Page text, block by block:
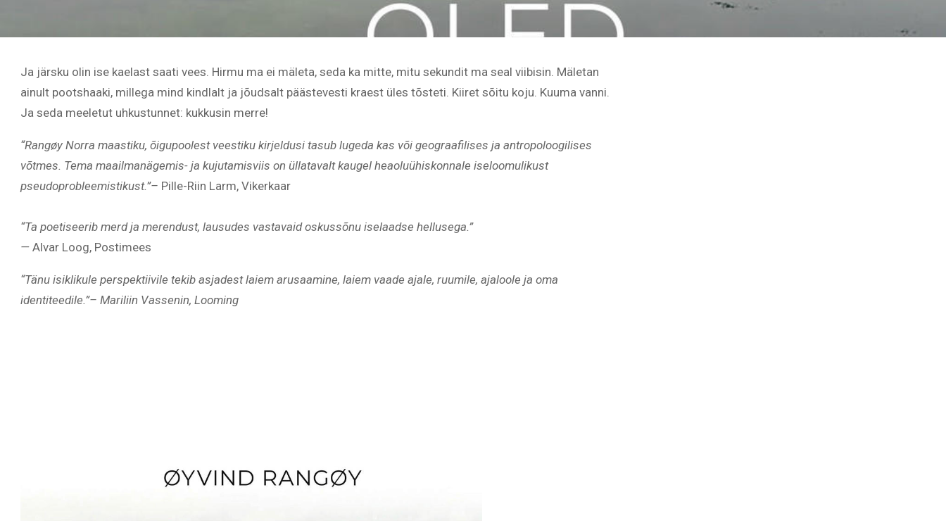
Ja järsku olin ise kaelast saati vees. Hirmu ma ei mäleta, seda ka mitte, mitu sekundit ma seal viibisin. Mäletan
ainult pootshaaki, millega mind kindlalt ja jõudsalt päästevesti kraest üles tõsteti. Kiiret sõitu koju. Kuuma vanni.
Ja seda meeletut uhkustunnet: kukkusin merre!
“Rangøy Norra maastiku, õigupoolest veestiku kirjeldusi tasub lugeda kas või geograafilises ja antropoloogilises
võtmes. Tema maailmanägemis- ja kujutamisviis on üllatavalt kaugel heaoluühiskonnale iseloomulikust
pseudoprobleemistikust.”– Pille-Riin Larm, Vikerkaar
“Ta poetiseerib merd ja merendust, lausudes vastavaid oskussõnu iselaadse hellusega.”
— Alvar Loog, Postimees
“Tänu isiklikule perspektiivile tekib asjadest laiem arusaamine, laiem vaade ajale, ruumile, ajaloole ja oma
identiteedile.”– Mariliin Vassenin, Looming